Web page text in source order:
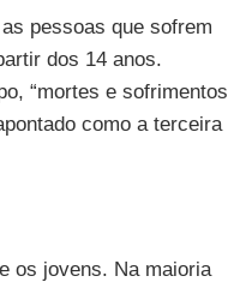
pessoas que sofrem
dos 14 anos.
“mortes e sofrimentos
como a terceira
os jovens. Na maioria